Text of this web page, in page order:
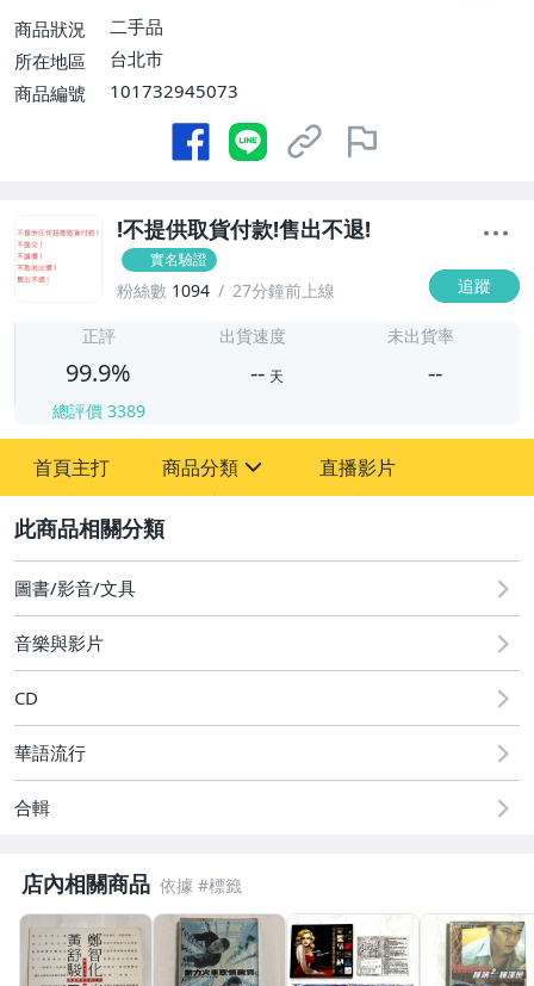
商品狀況
二手品
所在地區
台北市
商品編號
101732945073
!不提供取貨付款!售出不退!
實名驗證
粉絲數 1094 27分鐘前上線 追蹤
正評
99.9%
總評價 3389
出貨速度
-- 天
未出貨率
--
首頁主打 商品分類
圖書/影音/文具
偶像、球員卡與郵幣
直播影片
圖書/影音/文具
音樂與影片
CD
華語流行
合輯
店內相關商品